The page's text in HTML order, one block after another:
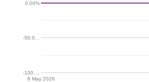
8 May 2026
-100.…
-50.0…
0.00%